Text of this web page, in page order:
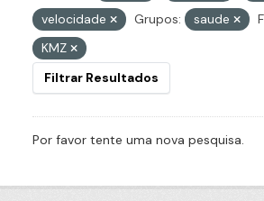
velocidade
Grupos: saude
KMZ
Filtrar Resultados
Por favor tente uma nova pesquisa.